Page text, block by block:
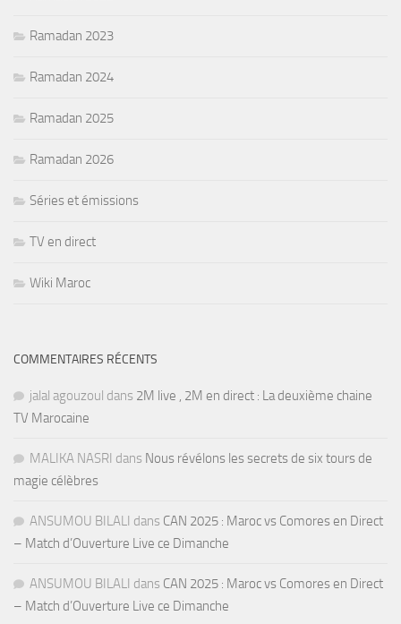
Ramadan 2023
Ramadan 2024
Ramadan 2025
Ramadan 2026
Séries et émissions
TV en direct
Wiki Maroc
COMMENTAIRES RÉCENTS
jalal agouzoul dans 2M live , 2M en direct : La deuxième chaine
TV Marocaine
MALIKA NASRI dans Nous révélons les secrets de six tours de
magie célèbres
ANSUMOU BILALI dans CAN 2025 : Maroc vs Comores en Direct
– Match d’Ouverture Live ce Dimanche
ANSUMOU BILALI dans CAN 2025 : Maroc vs Comores en Direct
– Match d’Ouverture Live ce Dimanche